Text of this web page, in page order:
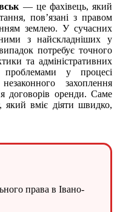
— це фахівець, який
пов’язані з правом
землею. У сучасних
з найскладніших у
потребує точного
та адміністративних
у процесі
захоплення
договорів оренди. Саме
який вміє діяти швидко,
права в Івано-